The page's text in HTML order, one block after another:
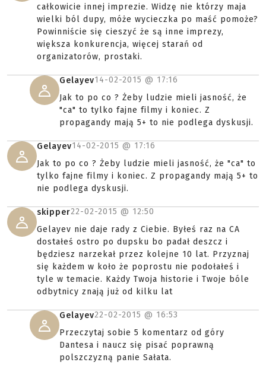
całkowicie innej imprezie. Widzę nie którzy maja
wielki ból dupy, móże wycieczka po maść pomoże?
Powinniście się cieszyć że są inne imprezy,
większa konkurencja, więcej starań od
organizatorów, prostaki.
Gelayev14-02-2015 @ 17:16
Jak to po co ? Żeby ludzie mieli jasność, że
"ca" to tylko fajne filmy i koniec. Z
propagandy mają 5+ to nie podlega dyskusji.
Gelayev14-02-2015 @ 17:16
Jak to po co ? Żeby ludzie mieli jasność, że "ca" to
tylko fajne filmy i koniec. Z propagandy mają 5+ to
nie podlega dyskusji.
skipper22-02-2015 @ 12:50
Gelayev nie daje rady z Ciebie. Byłeś raz na CA
dostałeś ostro po dupsku bo padał deszcz i
będziesz narzekał przez kolejne 10 lat. Przyznaj
się każdem w koło że poprostu nie podołałeś i
tyle w temacie. Każdy Twoja historie i Twoje bóle
odbytnicy znają już od kilku lat
Gelayev22-02-2015 @ 16:53
Przeczytaj sobie 5 komentarz od góry
Dantesa i naucz się pisać poprawną
polszczyzną panie Sałata.